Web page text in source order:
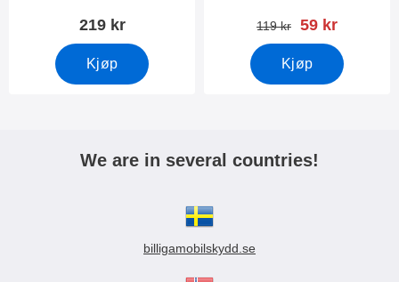
219 kr
Kjøp
gammel pris
119 kr ny pris
59 kr
Kjøp
We are in several countries!
billigamobilskydd.se